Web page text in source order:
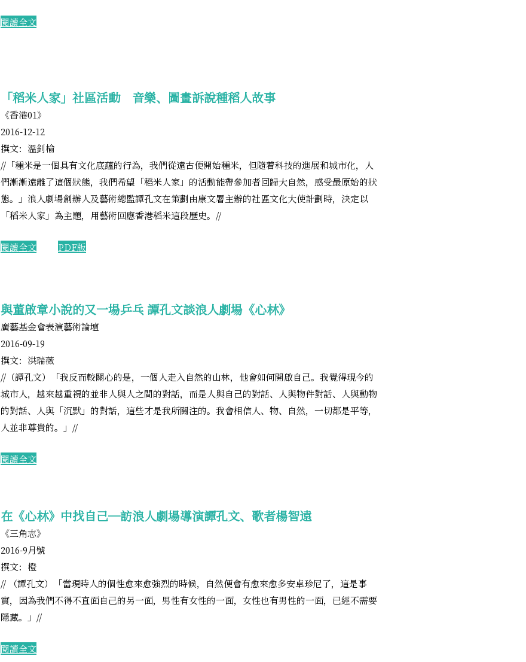
​閱讀全文
「稻米人家」社區活動 音樂、圖畫訴說種稻人故事
《香港01》
2016-12-12
撰文：溫釗榆
​//「種米是一個具有文化底蘊的行為，我們從遠古便開始種米，但隨着科技的進展和城市化，人
們漸漸遠離了這個狀態，我們希望「稻米人家」的活動能帶參加者回歸大自然，感受最原始的狀
態。」浪人劇場創辦人及藝術總監譚孔文在策劃由康文署主辦的社區文化大使計劃時，決定以
「稻米人家」為主題，用藝術回應香港稻米這段歷史。//
​閱讀全文 PDF版
與董啟章小說的又一場乒乓 譚孔文談浪人劇場《心林》
廣藝基金會表演藝術論壇
2016-09-19
撰文：洪瑞薇
​//（譚孔文）「我反而較關心的是，一個人走入自然的山林，他會如何開啟自己。我覺得現今的
城市人，越來越重視的並非人與人之間的對話，而是人與自己的對話、人與物件對話、人與動物
的對話、人與「沉默」的對話，這些才是我所關注的。我會相信人、物、自然，一切都是平等，
人並非尊貴的。」//
​閱讀全文
在《心林》中找自己—訪浪人劇場導演譚孔文、歌者楊智遠
《三角志》
2016-9月號
撰文：橙
​// （譚孔文）「當現時人的個性愈來愈強烈的時候，自然便會有愈來愈多安卓珍尼了，這是事
實，因為我們不得不直面自己的另一面，男性有女性的一面，女性也有男性的一面，已經不需要
隱藏。」//
​閱讀全文